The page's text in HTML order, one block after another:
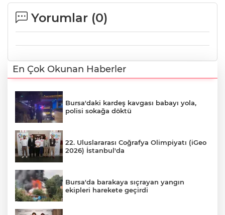
Yorumlar (0)
En Çok Okunan Haberler
Bursa'daki kardeş kavgası babayı yola,
polisi sokağa döktü
22. Uluslararası Coğrafya Olimpiyatı (iGeo
2026) İstanbul'da
Bursa'da barakaya sıçrayan yangın
ekipleri harekete geçirdi